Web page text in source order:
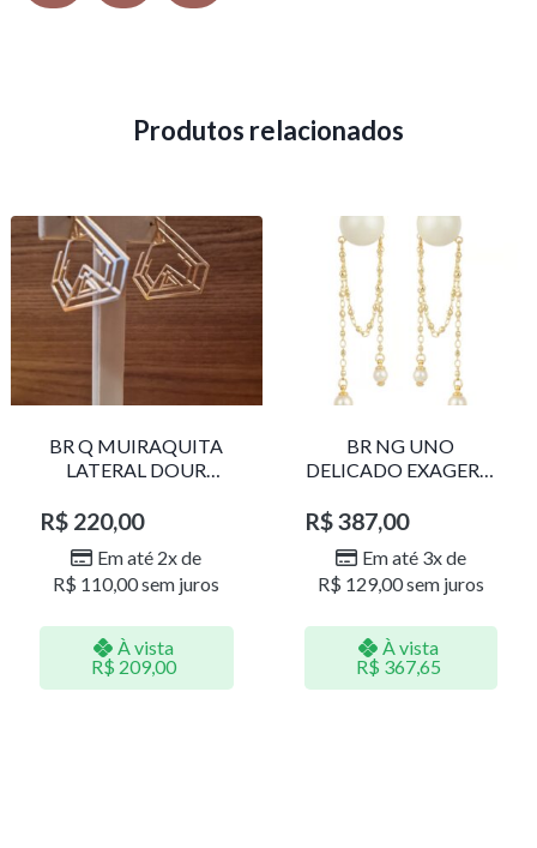
Produtos relacionados
BR Q MUIRAQUITA
LATERAL DOUR
R$ 220,00
Em até 2x de
R$ 110,00sem juros
À vista
R$ 209,00
BR NG UNO
DELICADO EXAGERO
R$387,00
Em até 3x de
R$ 129,00sem juros
À vista
R$ 367,65